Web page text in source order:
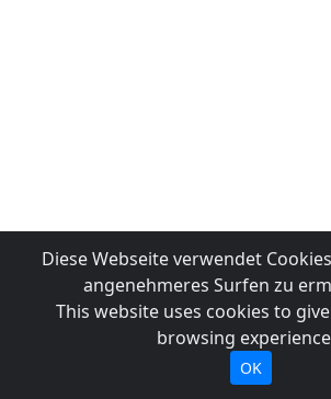
Diese Webseite verwendet
angenehmeres Surfen zu
This website uses cookies to
browsing
OK